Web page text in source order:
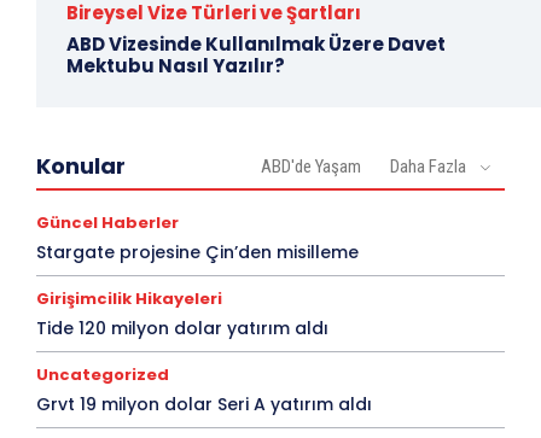
Bireysel Vize Türleri ve Şartları
ABD Vizesinde Kullanılmak Üzere Davet
Mektubu Nasıl Yazılır?
Konular ABD'de Yaşam Daha Fazla
Güncel Haberler
Stargate projesine Çin’den misilleme
Girişimcilik Hikayeleri
Tide 120 milyon dolar yatırım aldı
Uncategorized
Grvt 19 milyon dolar Seri A yatırım aldı